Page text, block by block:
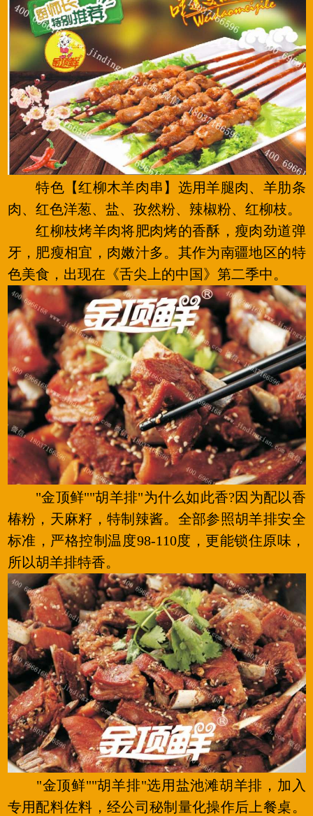
特色【红柳木羊肉串】选用羊腿肉、羊肋条
肉、红色洋葱、盐、孜然粉、辣椒粉、红柳枝。
红柳枝烤羊肉将肥肉烤的香酥，瘦肉劲道弹
牙，肥瘦相宜，肉嫩汁多。其作为南疆地区的特
色美食，出现在《舌尖上的中国》第二季中。
"金顶鲜""胡羊排"为什么如此香?因为配以香
椿粉，天麻籽，特制辣酱。全部参照胡羊排安全
标准，严格控制温度98-110度，更能锁住原味，
所以胡羊排特香。
"金顶鲜""胡羊排"选用盐池滩胡羊排，加入
专用配料佐料，经公司秘制量化操作后上餐桌。